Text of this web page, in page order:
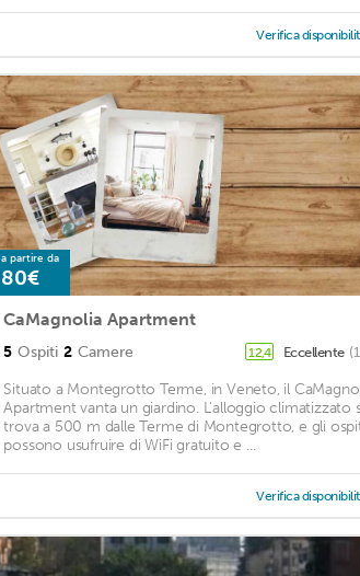
Verifica
a partire da
80€
CaMagnolia Apartment
5 Ospiti 2 Camere 12,4 Eccellente
Situato a Montegrotto Terme, in Veneto, il
Apartment vanta un giardino. L'alloggio climatizzato
trova a 500 m dalle Terme di Montegrotto, e gli
possono usufruire di WiFi gratuito e ...
Verifica